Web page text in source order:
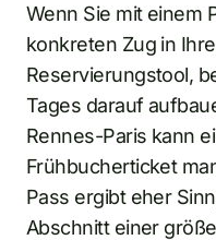
Wenn Sie mit einem
konkreten Zug in
Reservierungstool,
Tages darauf
Rennes-Paris kann
Frühbucherticket
Pass ergibt eher
Abschnitt einer